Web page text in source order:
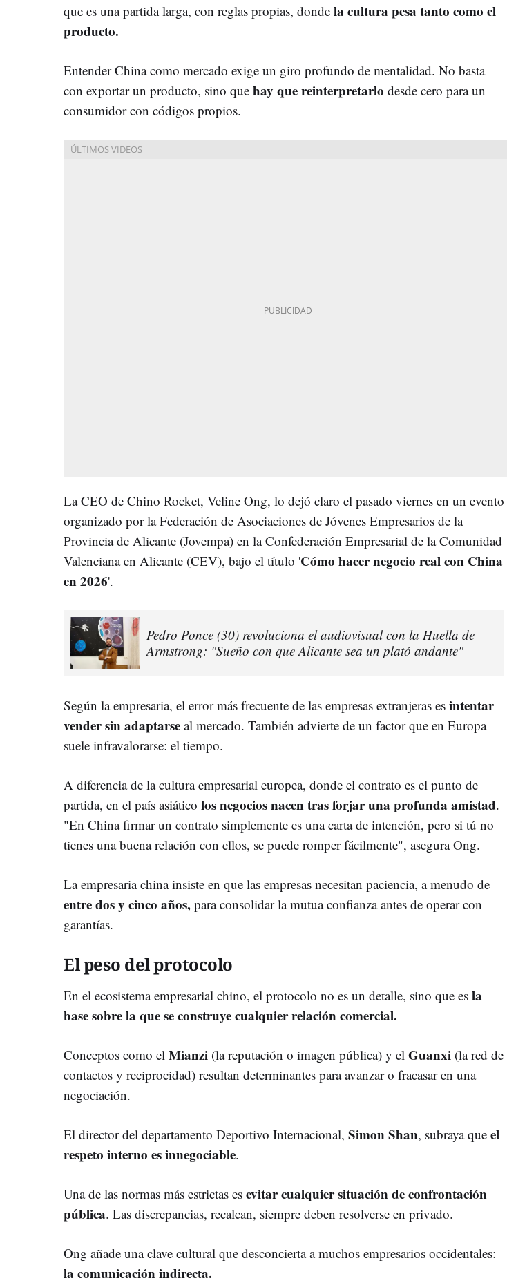
que es una partida larga, con reglas propias, donde la cultura pesa tanto como el
producto.
Entender China como mercado exige un giro profundo de mentalidad. No basta
con exportar un producto, sino que hay que reinterpretarlo desde cero para un
consumidor con códigos propios.
La CEO de Chino Rocket, Veline Ong, lo dejó claro el pasado viernes en un evento
organizado por la Federación de Asociaciones de Jóvenes Empresarios de la
Provincia de Alicante (Jovempa) en la Confederación Empresarial de la Comunidad
Valenciana en Alicante (CEV), bajo el título 'Cómo hacer negocio real con China
en 2026'.
Pedro Ponce (30) revoluciona el audiovisual con la Huella de
Armstrong: "Sueño con que Alicante sea un plató andante"
Según la empresaria, el error más frecuente de las empresas extranjeras es intentar
vender sin adaptarse al mercado. También advierte de un factor que en Europa
suele infravalorarse: el tiempo.
A diferencia de la cultura empresarial europea, donde el contrato es el punto de
partida, en el país asiático los negocios nacen tras forjar una profunda amistad.
"En China firmar un contrato simplemente es una carta de intención, pero si tú no
tienes una buena relación con ellos, se puede romper fácilmente", asegura Ong.
La empresaria china insiste en que las empresas necesitan paciencia, a menudo de
entre dos y cinco años, para consolidar la mutua confianza antes de operar con
garantías.
El peso del protocolo
En el ecosistema empresarial chino, el protocolo no es un detalle, sino que es la
base sobre la que se construye cualquier relación comercial.
Conceptos como el Mianzi (la reputación o imagen pública) y el Guanxi (la red de
contactos y reciprocidad) resultan determinantes para avanzar o fracasar en una
negociación.
El director del departamento Deportivo Internacional, Simon Shan, subraya que el
respeto interno es innegociable.
Una de las normas más estrictas es evitar cualquier situación de confrontación
pública. Las discrepancias, recalcan, siempre deben resolverse en privado.
Ong añade una clave cultural que desconcierta a muchos empresarios occidentales:
la comunicación indirecta.